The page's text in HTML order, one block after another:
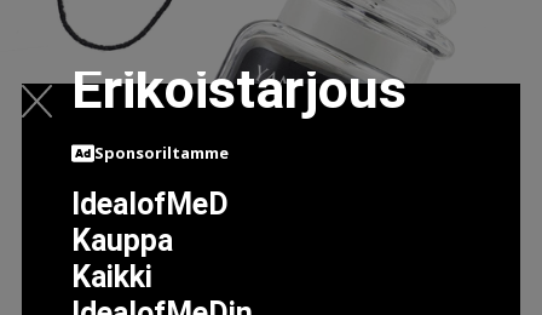
Erikoistarjous
Sponsoriltamme
IdealofMeD
Kauppa
Kaikki